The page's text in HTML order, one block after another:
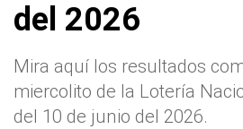
del 2026
Mira aquí los resultados
miercolito de la Lotería
del 10 de junio del 2026.